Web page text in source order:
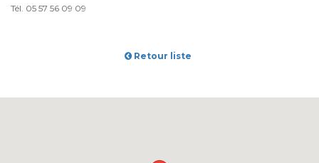
Tél. 05 57 56 09 09
Retour liste